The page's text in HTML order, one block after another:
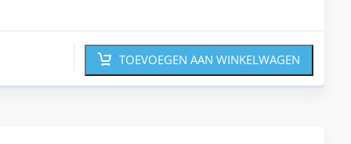
TOEVOEGEN AAN WINKELWAGEN